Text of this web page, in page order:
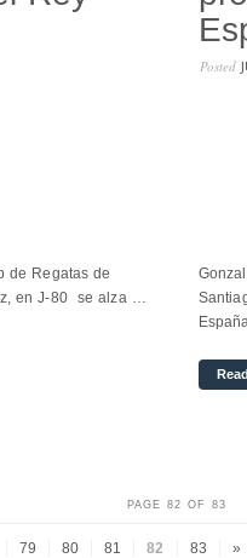
de Regatas de
en J-80 se alza …
Posted
PAGE 82 OF 83
79 80 81 82 83 »